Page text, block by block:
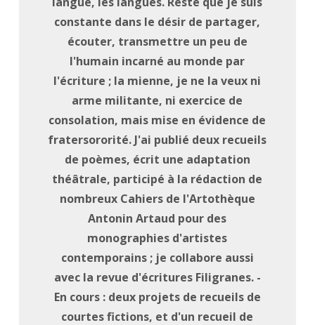
constante dans le désir de partager,
écouter, transmettre un peu de
l'humain incarné au monde par
l'écriture ; la mienne, je ne la veux ni
arme militante, ni exercice de
consolation, mais mise en évidence de
fratersororité. J'ai publié deux recueils
de poèmes, écrit une adaptation
théâtrale, participé à la rédaction de
nombreux Cahiers de l'Artothèque
Antonin Artaud pour des
monographies d'artistes
contemporains ; je collabore aussi
avec la revue d'écritures Filigranes. -
En cours : deux projets de recueils de
courtes fictions, et d'un recueil de